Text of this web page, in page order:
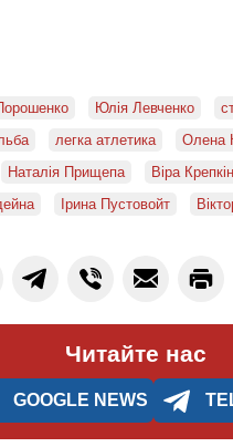
Юлія Левченко
легка атлетика
Олена
Наталія Прищепа
Віра
Ірина Пустовойт
Читайте нас
GOOGLE NEWS